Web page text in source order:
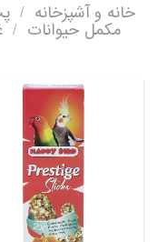
خانه و آشپزخانه /
مکمل حیوانات /